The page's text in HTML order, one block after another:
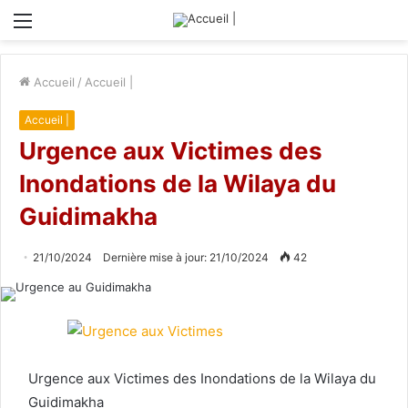
Menu
Accueil / Accueil |
Accueil |
Urgence aux Victimes des
Inondations de la Wilaya du
Guidimakha
21/10/2024 Dernière mise à jour: 21/10/2024 42
Urgence aux Victimes des Inondations de la Wilaya du
Guidimakha